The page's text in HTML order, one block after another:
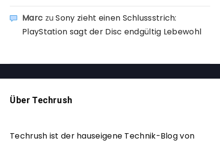
Marc zuSony zieht einen Schlussstrich:
PlayStation sagt der Disc endgültig Lebewohl
Über Techrush
Techrush ist der hauseigene Technik-Blog von